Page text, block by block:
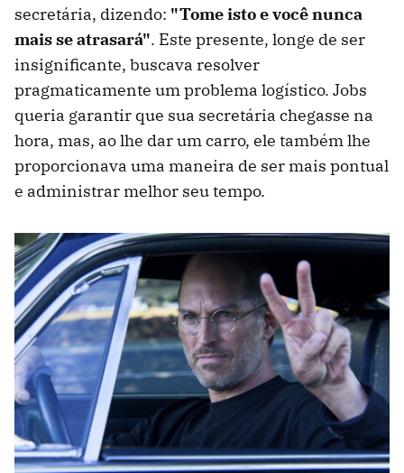
secretária, dizendo: "Tome isto e você nunca
mais se atrasará". Este presente, longe de ser
insignificante, buscava resolver
pragmaticamente um problema logístico. Jobs
queria garantir que sua secretária chegasse na
hora, mas, ao lhe dar um carro, ele também lhe
proporcionava uma maneira de ser mais pontual
e administrar melhor seu tempo.